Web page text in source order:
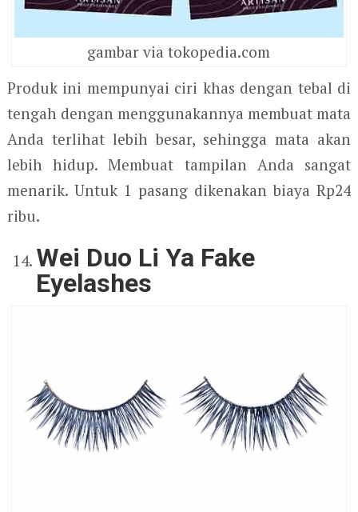
gambar via tokopedia.com
Produk ini mempunyai ciri khas dengan tebal di
tengah dengan menggunakannya membuat mata
Anda terlihat lebih besar, sehingga mata akan
lebih hidup. Membuat tampilan Anda sangat
menarik. Untuk 1 pasang dikenakan biaya Rp24
ribu.
Wei Duo Li Ya Fake
Eyelashes